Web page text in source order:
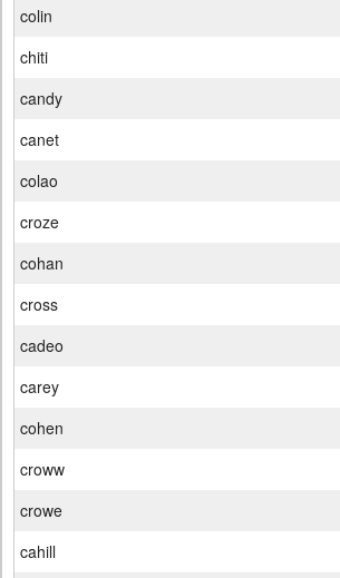
colin
chiti
candy
canet
colao
croze
cohan
cross
cadeo
carey
cohen
croww
crowe
cahill